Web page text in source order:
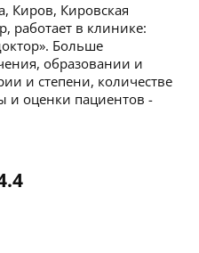
Киров, Кировская
работает в клинике:
Больше
образовании и
и степени, количестве
и оценки пациентов -